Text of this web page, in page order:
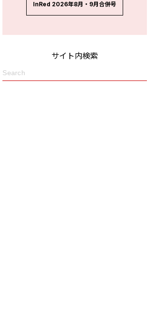
InRed 2026年8月・9月合併号
サイト内検索